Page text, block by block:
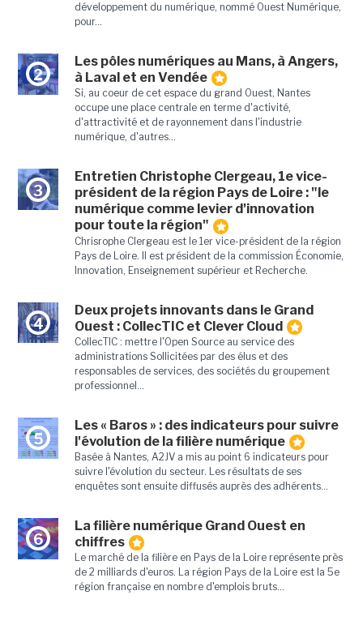
développement du numérique, nommé Ouest Numérique,
pour...
2
Les pôles numériques au Mans, à Angers,
à Laval et en Vendée
Si, au coeur de cet espace du grand Ouest, Nantes
occupe une place centrale en terme d'activité,
d'attractivité et de rayonnement dans l'industrie
numérique, d'autres...
3
Entretien Christophe Clergeau, 1e vice-
président de la région Pays de Loire : "le
numérique comme levier d'innovation
pour toute la région"
Chrisrophe Clergeau est le 1er vice-président de la région
Pays de Loire. Il est président de la commission Économie,
Innovation, Enseignement supérieur et Recherche.
4
Deux projets innovants dans le Grand
Ouest : CollecTIC et Clever Cloud
CollecTIC : mettre l'Open Source au service des
administrations Sollicitées par des élus et des
responsables de services, des sociétés du groupement
professionnel...
5
Les « Baros » : des indicateurs pour suivre
l'évolution de la filière numérique
Basée à Nantes, A2JV a mis au point 6 indicateurs pour
suivre l'évolution du secteur. Les résultats de ses
enquêtes sont ensuite diffusés auprès des adhérents...
6
La filière numérique Grand Ouest en
chiffres
Le marché de la filière en Pays de la Loire représente près
de 2 milliards d'euros. La région Pays de la Loire est la 5e
région française en nombre d'emplois bruts...